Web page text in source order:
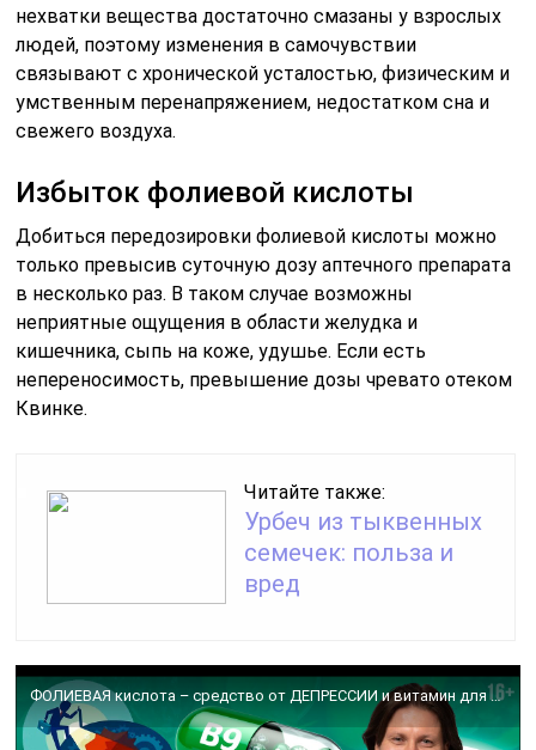
нехватки вещества достаточно смазаны у взрослых
людей, поэтому изменения в самочувствии
связывают с хронической усталостью, физическим и
умственным перенапряжением, недостатком сна и
свежего воздуха.
Избыток фолиевой кислоты
Добиться передозировки фолиевой кислоты можно
только превысив суточную дозу аптечного препарата
в несколько раз. В таком случае возможны
неприятные ощущения в области желудка и
кишечника, сыпь на коже, удушье. Если есть
непереносимость, превышение дозы чревато отеком
Квинке.
Читайте также:
Урбеч из тыквенных
семечек: польза и
вред
ФОЛИЕВАЯ кислота – средство от ДЕПРЕССИИ и витамин для МОЗГА! К чему приводит дефицит витамина В9?